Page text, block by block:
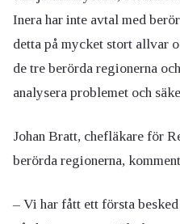
Inera har inte avtal med
detta på mycket stort allvar
de tre berörda regionerna
analysera problemet och
Johan Bratt, chefläkare för
berörda regionerna,
– Vi har fått ett första